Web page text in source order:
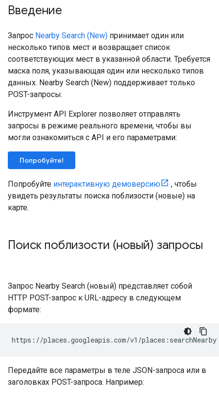
Введение
Запрос Nearby Search (New) принимает один или
несколько типов мест и возвращает список
соответствующих мест в указанной области. Требуется
маска поля, указывающая один или несколько типов
данных. Nearby Search (New) поддерживает только
POST-запросы.
Инструмент API Explorer позволяет отправлять
запросы в режиме реального времени, чтобы вы
могли ознакомиться с API и его параметрами:
Попробуйте!
Попробуйте интерактивную демоверсию
, чтобы
увидеть результаты поиска поблизости (новые) на
карте.
Поиск поблизости (новый) запросы
Запрос Nearby Search (новый) представляет собой
HTTP POST-запрос к URL-адресу в следующем
формате:
https://places.googleapis.com/v1/places:searchNearby
Передайте все параметры в теле JSON-запроса или в
заголовках POST-запроса. Например: